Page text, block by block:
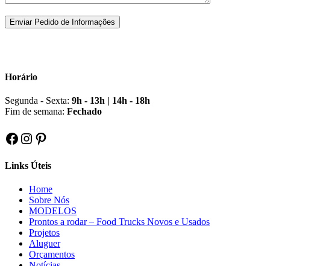
Horário
Segunda - Sexta: 9h - 13h | 14h - 18h
Fim de semana: Fechado
Facebook
Instagram
Pinterest
Links Úteis
Home
Sobre Nós
MODELOS
Prontos a rodar – Food Trucks Novos e Usados
Projetos
Aluguer
Orçamentos